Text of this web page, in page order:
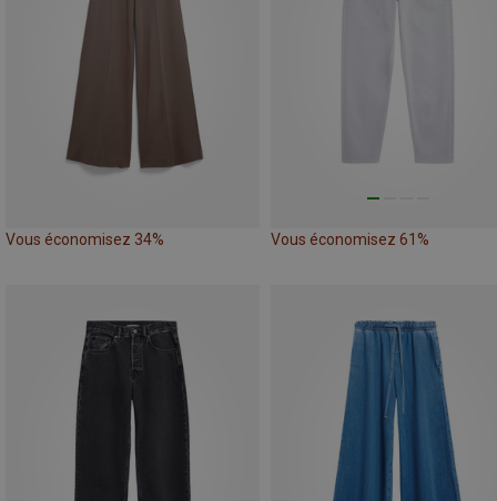
Vous économisez 34% Vous économisez 61%